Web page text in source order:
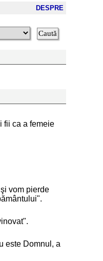
DESPRE
fii ca a femeie
vom pierde
este Domnul, a